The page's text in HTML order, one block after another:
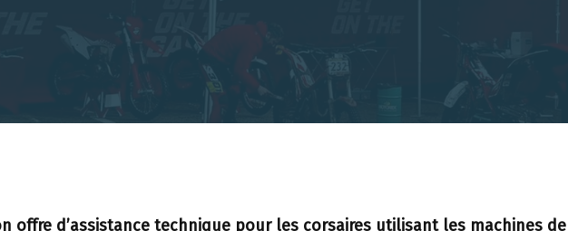
offre d’assistance technique pour les corsaires utilisant les machines